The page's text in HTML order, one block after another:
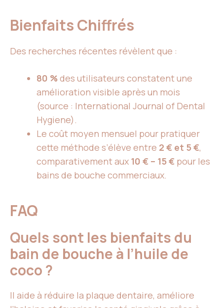
Bienfaits Chiffrés
Des recherches récentes révèlent que :
80 %des utilisateurs constatent une
amélioration visible après un mois
(source : International Journal of Dental
Hygiene).
Le coût moyen mensuel pour pratiquer
cette méthode s’élève entre 2 € et 5 €,
comparativement aux 10 € – 15 € pour les
bains de bouche commerciaux.
FAQ
Quels sont les bienfaits du
bain de bouche à l’huile de
coco ?
Il aide à réduire la plaque dentaire, améliore